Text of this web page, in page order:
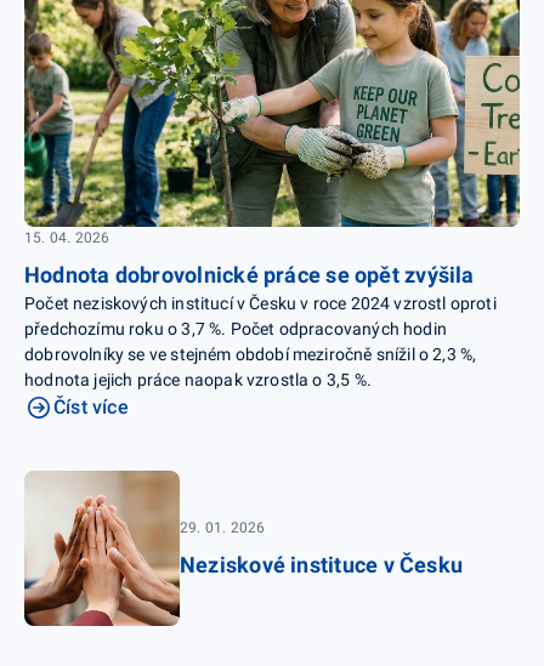
15. 04. 2026
Hodnota dobrovolnické práce se opět zvýšila
Počet neziskových institucí v Česku v roce 2024 vzrostl oproti
předchozímu roku o 3,7 %. Počet odpracovaných hodin
dobrovolníky se ve stejném období meziročně snížil o 2,3 %,
hodnota jejich práce naopak vzrostla o 3,5 %.
Číst více
29. 01. 2026
Neziskové instituce v Česku